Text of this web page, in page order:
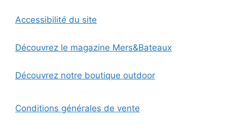
Accessibilité du site
Découvrez le magazine Mers&Bateaux
Découvrez notre boutique outdoor
Conditions générales de vente